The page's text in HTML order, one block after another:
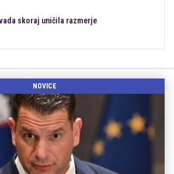
skoraj uničila razmerje
NOVICE